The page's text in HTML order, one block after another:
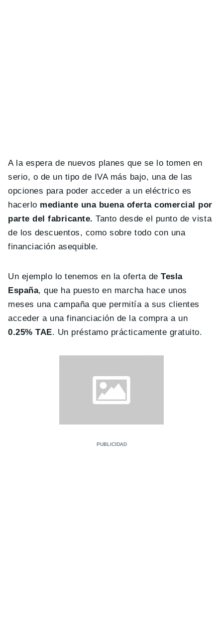
A la espera de nuevos planes que se lo tomen en
serio, o de un tipo de IVA más bajo, una de las
opciones para poder acceder a un eléctrico es
hacerlo mediante una buena oferta comercial por
parte del fabricante. Tanto desde el punto de vista
de los descuentos, como sobre todo con una
financiación asequible.
Un ejemplo lo tenemos en la oferta deTesla
España, que ha puesto en marcha hace unos
meses una campaña que permitía a sus clientes
acceder a una financiación de la compra a un
0.25% TAE. Un préstamo prácticamente gratuito.